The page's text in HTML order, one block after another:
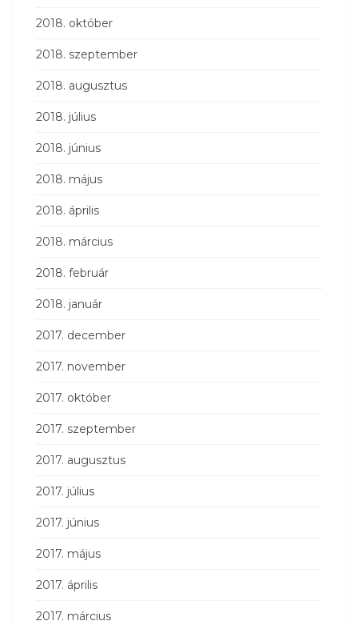
2018. október
2018. szeptember
2018. augusztus
2018. július
2018. június
2018. május
2018. április
2018. március
2018. február
2018. január
2017. december
2017. november
2017. október
2017. szeptember
2017. augusztus
2017. július
2017. június
2017. május
2017. április
2017. március